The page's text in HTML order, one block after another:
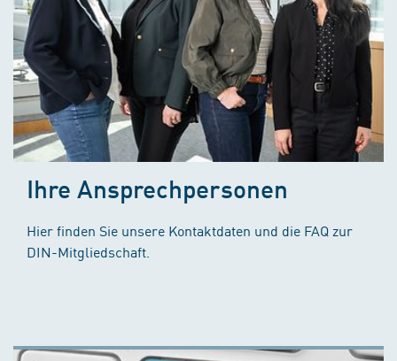
Ihre Ansprechpersonen
Hier finden Sie unsere Kontaktdaten und die FAQ zur
DIN-Mitgliedschaft.